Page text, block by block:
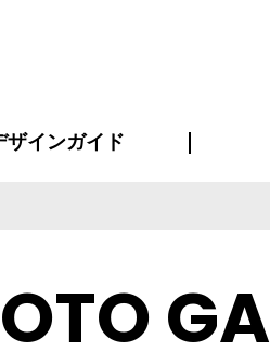
ザインガイド